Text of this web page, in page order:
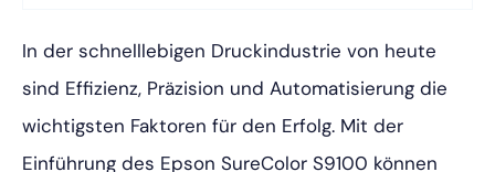
In der schnelllebigen Druckindustrie von heute
sind Effizienz, Präzision und Automatisierung die
wichtigsten Faktoren für den Erfolg. Mit der
Einführung des Epson SureColor S9100 können